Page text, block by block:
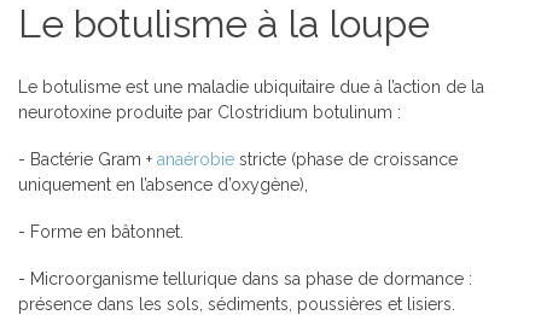
Le botulisme à la loupe
Le botulisme est une maladie ubiquitaire due à l’action de la
neurotoxine produite par Clostridium botulinum :
- Bactérie Gram + anaérobie stricte (phase de croissance
uniquement en l’absence d’oxygène),
- Forme en bâtonnet.
- Microorganisme tellurique dans sa phase de dormance :
présence dans les sols, sédiments, poussières et lisiers.